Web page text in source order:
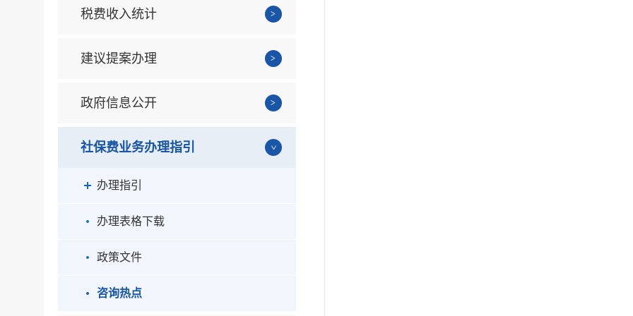
税费收入统计
建议提案办理
政府信息公开
社保费业务办理指引
办理指引
办理表格下载
政策文件
咨询热点